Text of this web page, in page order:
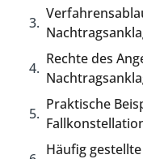
Rechte des
Praktische
Häufig